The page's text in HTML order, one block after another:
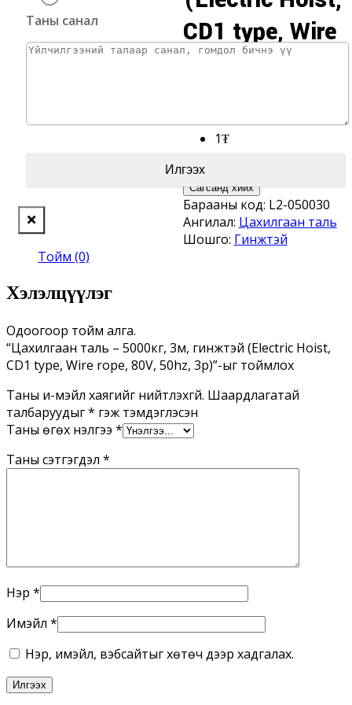
CD1 type, Wire
rope, 80V,
1₮
Цахилгаан
таль
-
5000кг,
3м,
rope,
80V,
50hz,
3p)
Ширхэг
Сагсанд хийх
Барааны код: L2-050030
Ангилал: Цахилгаан таль
Шошго: Гинжтэй
Тойм (0)
Хэлэлцүүлэг
Одоогоор тойм алга.
“Цахилгаан таль – 5000кг, 3м, гинжтэй (Electric Hoist,
CD1 type, Wire rope, 80V, 50hz, 3p)”-ыг тоймлох
Таны и-мэйл хаягийг нийтлэхгүй. Шаардлагатай
талбаруудыг* гэж тэмдэглэсэн
Таны өгөх үнэлгээ *
Таны сэтгэгдэл *
Нэр *
Имэйл *
Нэр, имэйл, вэбсайтыг хөтөч дээр хадгалах.
Таны санал